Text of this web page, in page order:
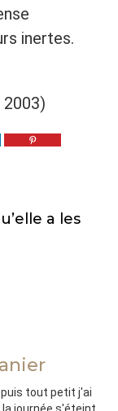
inertes.
a les
tout petit j'ai
journée s'éteint.